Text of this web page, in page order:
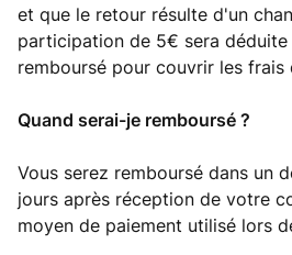
et que le retour résulte d'un
participation de 5€ sera
remboursé pour couvrir les frais
Quand serai-je remboursé ?
Vous serez remboursé dans un
jours après réception de votre
moyen de paiement utilisé lors